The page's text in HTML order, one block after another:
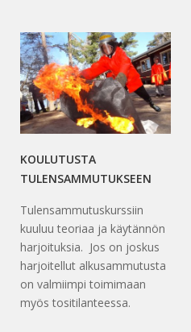
KOULUTUSTA
TULENSAMMUTUKSEEN
Tulensammutuskurssiin
kuuluu teoriaa ja käytännön
harjoituksia. Jos on joskus
harjoitellut alkusammutusta
on valmiimpi toimimaan
myös tositilanteessa.